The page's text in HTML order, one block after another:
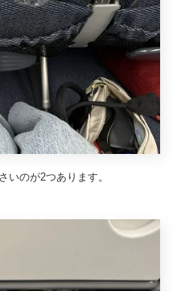
いのが2つあります。